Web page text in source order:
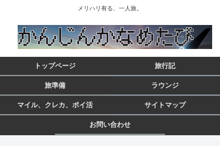
メリハリ有る、一人旅。
トップページ 旅行記
旅準備 ラウンジ
マイル、クレカ、ポイ活 サイトマップ
お問い合わせ